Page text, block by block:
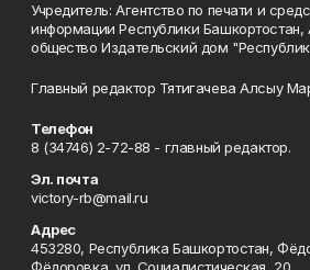
Учредитель: Агентство по печати и
информации Республики Башкортостан,
общество Издательский дом
Главный редактор Тятигачева Алсыу
Телефон
8 (34746) 2-72-88 - главный редактор.
Эл. почта
victory-rb@mail.ru
Адрес
453280, Республика Башкортостан,